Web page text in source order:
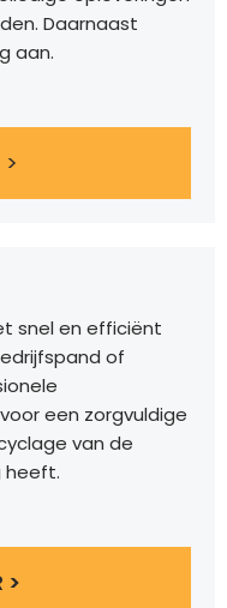
Daarnaast
aan.
>
snel en efficiënt
of
een zorgvuldige
van de
heeft.
>